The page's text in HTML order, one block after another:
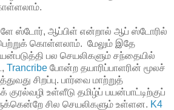
ஸ்டோர், ஆப்பிள் என்றால் ஆப் ஸ்டோரில்
கொள்ளலாம். மேலும் இதே
பல செயலிகளும் சந்தையில்
Trancribe போன்ற தயாரிப்பாளரின் மூலச்
சிறப்பு. பார்வை மாற்றுத்
உள்ளீடு தமிழ்ப் பயன்பாட்டிற்குப்
சில செயலிகளும் உள்ளன. K4